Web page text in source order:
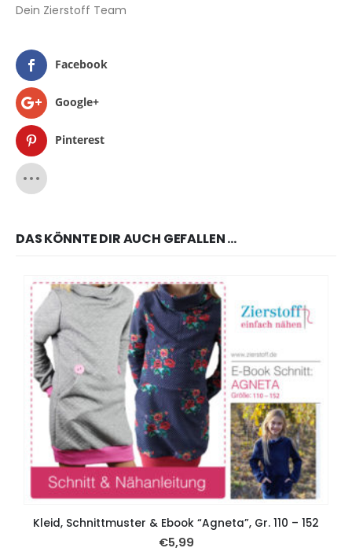
Dein Zierstoff Team
Facebook
Google+
Pinterest
DAS KÖNNTE DIR AUCH GEFALLEN …
Kleid, Schnittmuster & Ebook “Agneta”, Gr. 110 – 152
€5,99